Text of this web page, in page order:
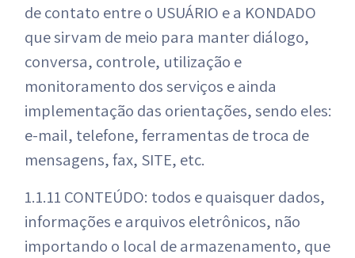
de contato entre o USUÁRIO e a KONDADO
que sirvam de meio para manter diálogo,
conversa, controle, utilização e
monitoramento dos serviços e ainda
implementação das orientações, sendo eles:
e-mail, telefone, ferramentas de troca de
mensagens, fax, SITE, etc.
1.1.11 CONTEÚDO: todos e quaisquer dados,
informações e arquivos eletrônicos, não
importando o local de armazenamento, que